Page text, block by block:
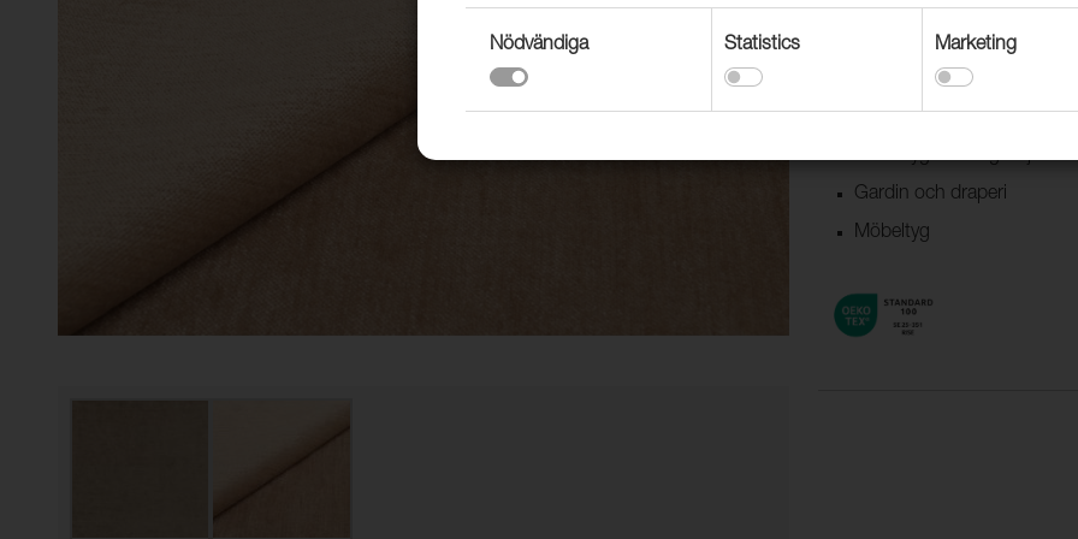
Användningsområden
Dekorationstextil
Möbeltyg offentlig miljö
Gardin och draperi
Möbeltyg
Nödvändiga Statistics Marketing